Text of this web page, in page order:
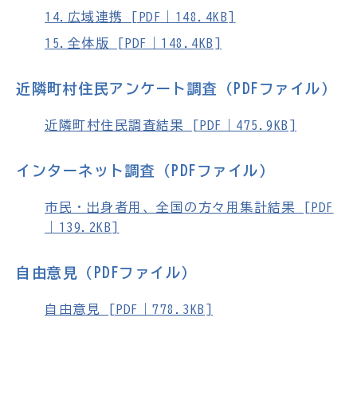
14.広域連携 [PDF｜148.4KB]
15.全体版 [PDF｜148.4KB]
近隣町村住民アンケート調査（PDFファイル）
近隣町村住民調査結果 [PDF｜475.9KB]
インターネット調査（PDFファイル）
市民・出身者用、全国の方々用集計結果 [PDF
｜139.2KB]
自由意見（PDFファイル）
自由意見 [PDF｜778.3KB]